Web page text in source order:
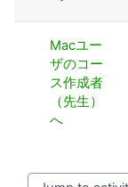
Macユー
ザのコー
ス作成者
（先生）
へ